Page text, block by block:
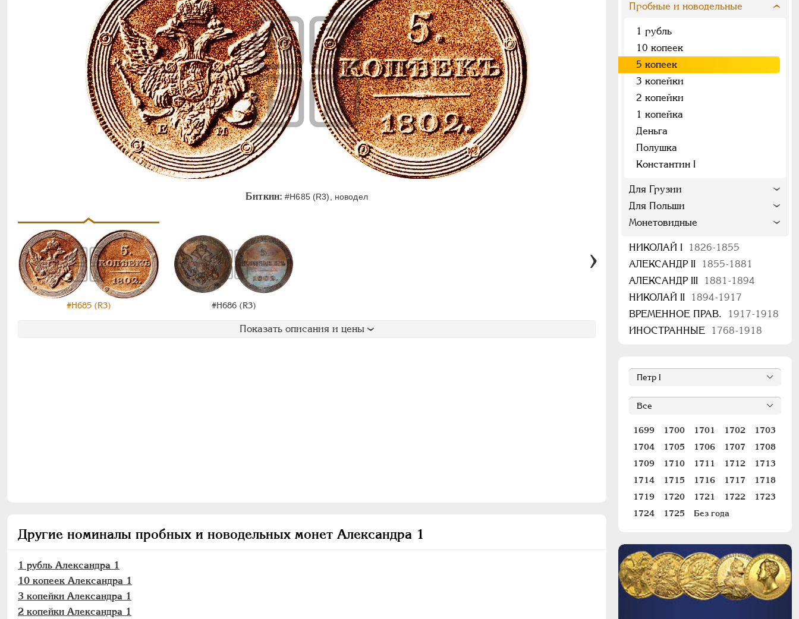
Биткин: #Н685 (R3), новодел
#Н685 (R3) #Н686 (R3)
Показать описания и цены
Другие номиналы пробных и новодельных монет Александра 1
1 рубль Александра 1
10 копеек Александра 1
3 копейки Александра 1
2 копейки Александра 1
Пробные и новодельные
1 рубль
10 копеек
5 копеек
3 копейки
2 копейки
1 копейка
Деньга
Полушка
Константин I
Для Грузии
Для Польши
Монетовидные
НИКОЛАЙ I
1826-1855
АЛЕКСАНДР II
1855-1881
АЛЕКСАНДР III
1881-1894
НИКОЛАЙ II
1894-1917
ВРЕМЕННОЕ ПРАВ.
1917-1918
ИНОСТРАННЫЕ
1768-1918
1699 1700 1701 1702
1703
1704
1705 1706 1707
1708
1709
1710 1711 1712
1713
1714
1715 1716 1717
1718
1719
1720 1721 1722
1723
1724
1725 Без года